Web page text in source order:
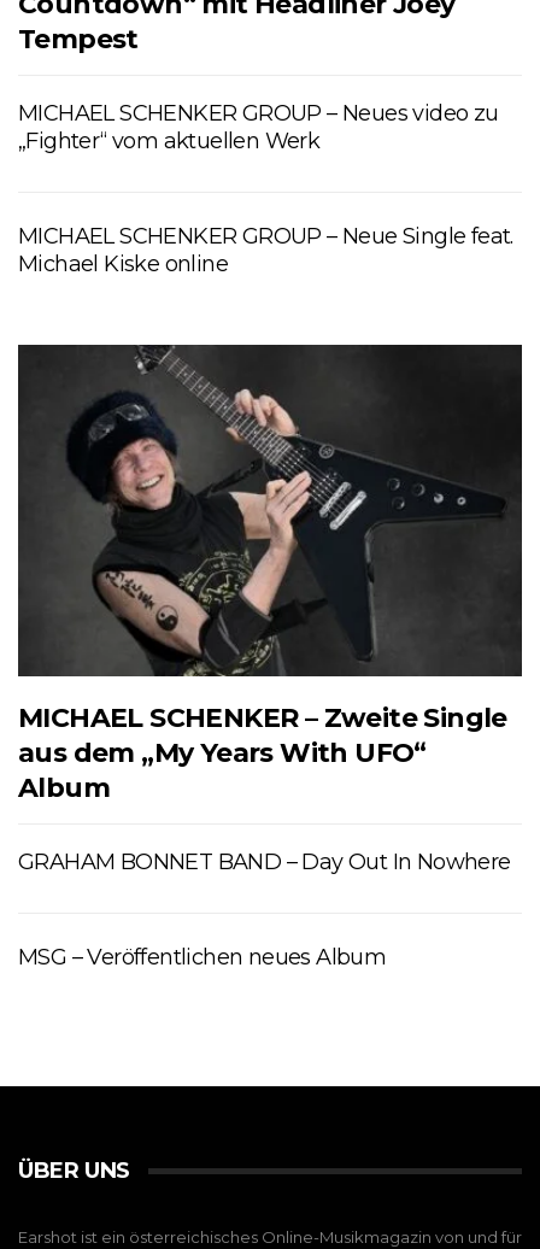
Tempest
MICHAEL SCHENKER GROUP – Neues video zu
„Fighter“ vom aktuellen Werk
MICHAEL SCHENKER GROUP – Neue Single feat.
Michael Kiske online
MICHAEL SCHENKER – Zweite Single
aus dem „My Years With UFO“
Album
GRAHAM BONNET BAND – Day Out In Nowhere
MSG – Veröffentlichen neues Album
ÜBER UNS
Earshot ist ein österreichisches Online-Musikmagazin von und für